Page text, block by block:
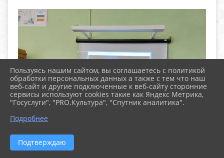
Пользуясь нашим сайтом, вы соглашаетесь с политикой
обработки персональных данных а также с тем что наш
веб-сайт и другие подключенные к веб-сайту сторонние
сервисы используют cookies такие как Яндекс Метрика,
"Госуслуги", "PRO.Культура", "Спутник аналитика".
Подробнее
Подтверждаю